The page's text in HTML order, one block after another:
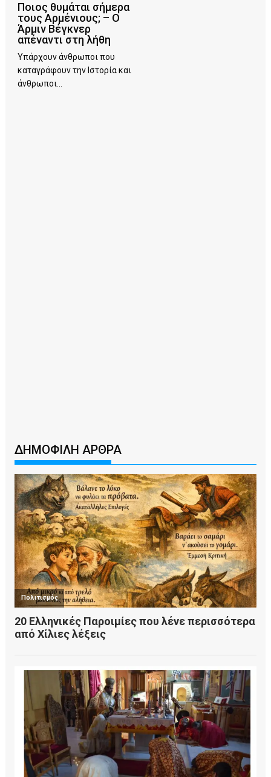
Ποιος θυμάται σήμερα
τους Αρμένιους; – Ο
Άρμιν Βέγκνερ
απέναντι στη λήθη
Υπάρχουν άνθρωποι που
καταγράφουν την Ιστορία και
άνθρωποι...
ΔΗΜΟΦΙΛΗ ΑΡΘΡΑ